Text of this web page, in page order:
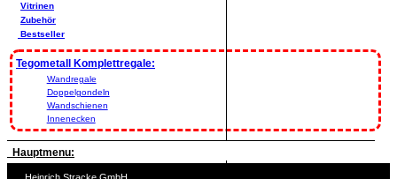
Vitrinen
Zubehör
Bestseller
Tegometall Komplettregale:
Wandregale
Doppelgondeln
Wandschienen
Innenecken
Hauptmenu: